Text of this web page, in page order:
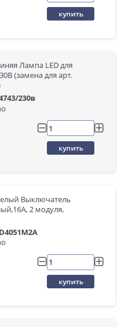
купить
Лампа LED для
(замена для арт.
230в
купить
Выключатель
2 модуля,
купить